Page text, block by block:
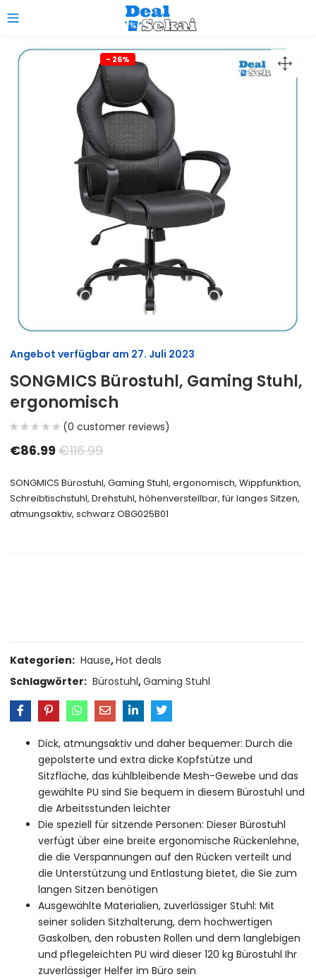
- 26%
Angebot verfügbar am 27. Juli 2023
SONGMICS Bürostuhl, Gaming Stuhl,
ergonomisch
(0 customer reviews)
€86.99€116.99
SONGMICS Bürostuhl, Gaming Stuhl, ergonomisch, Wippfunktion,
Schreibtischstuhl, Drehstuhl, höhenverstellbar, für langes Sitzen,
atmungsaktiv, schwarz OBG025B01
Kategorien: Hause,Hot deals
Schlagwörter: Bürostuhl,Gaming Stuhl
Dick, atmungsaktiv und daher bequemer: Durch die
gepolsterte und extra dicke Kopfstütze und
Sitzfläche, das kühlbleibende Mesh-Gewebe und das
gewählte PU sind Sie bequem in diesem Bürostuhl und
die Arbeitsstunden leichter
Die speziell für sitzende Personen: Dieser Bürostuhl
verfügt über eine breite ergonomische Rückenlehne,
die die Verspannungen auf den Rücken verteilt und
die Unterstützung und Entlastung bietet, die Sie zum
langen Sitzen benötigen
Ausgewählte Materialien, zuverlässiger Stuhl: Mit
seiner soliden Sitzhalterung, dem hochwertigen
Gaskolben, den robusten Rollen und dem langlebigen
und pflegeleichten PU wird dieser 120 kg Bürostuhl Ihr
zuverlässiger Helfer im Büro sein